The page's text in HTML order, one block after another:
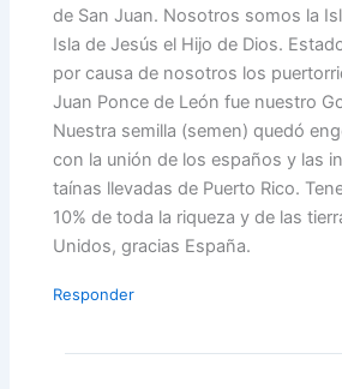
de San Juan. Nosotros somos la
Isla de Jesús el Hijo de Dios.
por causa de nosotros los
Juan Ponce de León fue nuestro
Nuestra semilla (semen) quedó
con la unión de los españos y las
taínas llevadas de Puerto Rico.
10% de toda la riqueza y de las
Unidos, gracias España.
Responder